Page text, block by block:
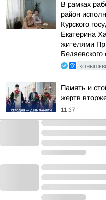
В рамках
район
Курского
Екатерина
жителями
Беляевского
Память и
жертв
11:37